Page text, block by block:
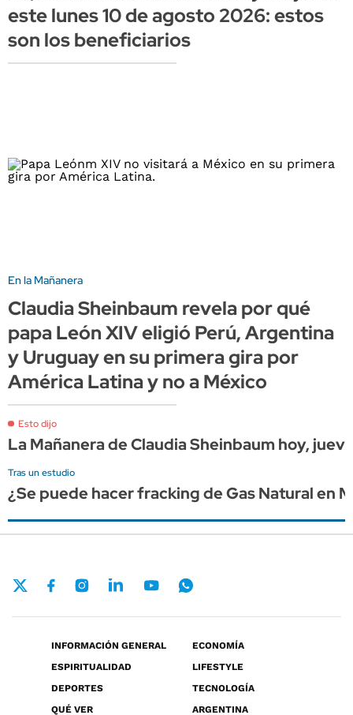
este lunes 10 de agosto 2026: estos
son los beneficiarios
En la Mañanera
Claudia Sheinbaum revela por qué
papa León XIV eligió Perú, Argentina
y Uruguay en su primera gira por
América Latina y no a México
Esto dijo
La Mañanera de Claudia Sheinbaum hoy,
Tras un estudio
¿Se puede hacer fracking de Gas Natural en
INFORMACIÓN GENERAL
ECONOMÍA
ESPIRITUALIDAD
LIFESTYLE
DEPORTES
TECNOLOGÍA
QUÉ VER
ARGENTINA